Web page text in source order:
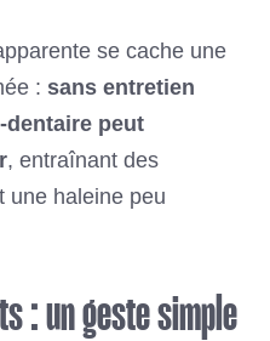
se cache une
: sans entretien
dentaire peut
, entraînant des
une haleine peu
: un geste simple